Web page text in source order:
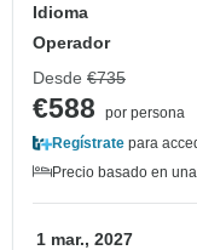
Idioma
Operador
Desde €735
€588
por persona
Regístrate para
Precio basado en
1 mar., 2027